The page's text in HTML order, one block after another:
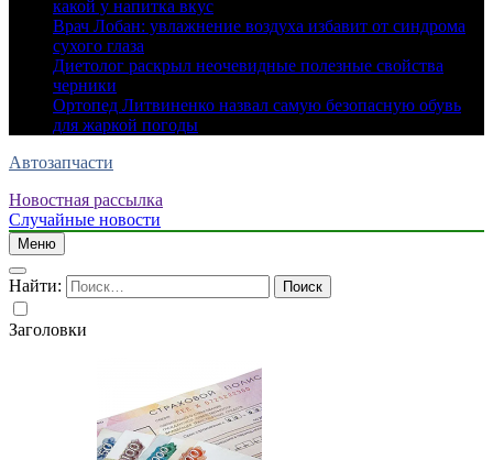
какой у напитка вкус
Врач Лобан: увлажнение воздуха избавит от синдрома
сухого глаза
Диетолог раскрыл неочевидные полезные свойства
черники
Ортопед Литвиненко назвал самую безопасную обувь
для жаркой погоды
Автозапчасти
Новостная рассылка
Случайные новости
Меню
Найти:
Заголовки